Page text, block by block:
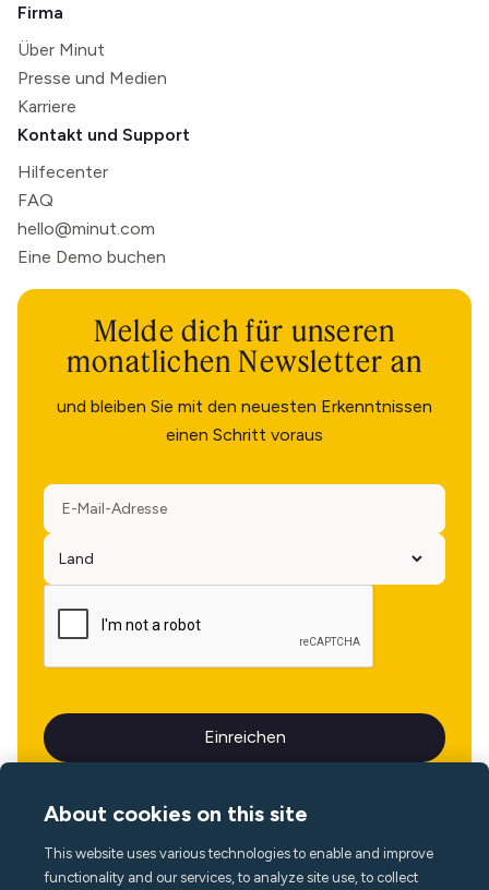
Firma
Über Minut
Presse und Medien
Karriere
Kontakt und Support
Hilfecenter
FAQ
hello@minut.com
Eine Demo buchen
Melde dich für unseren
monatlichen Newsletter an
und bleiben Sie mit den neuesten Erkenntnissen
einen Schritt voraus
Sprache
About cookies on this site
This website uses various technologies to enable and improve
functionality and our services, to analyze site use, to collect